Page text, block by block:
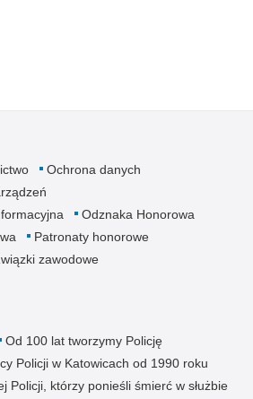
Ochrona danych
Odznaka Honorowa
Patronaty honorowe
zawodowe
Od 100 lat tworzymy Policję
Policji w Katowicach od 1990 roku
Policji, którzy ponieśli śmierć w służbie